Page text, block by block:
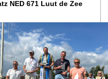
NED 671 Luut de Zee